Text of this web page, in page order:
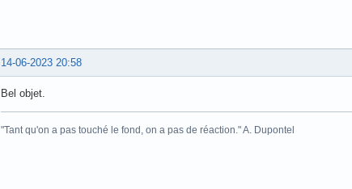
14-06-2023 20:58
Bel objet.
"Tant qu'on a pas touché le fond, on a pas de réaction." A. Dupontel